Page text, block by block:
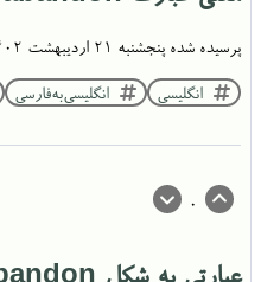
پرسیده شده پنجشنبه ۲۱ اردیبهشت ۱۴۰۲
انگلیسی انگلیسی‌به‌فارسی
0